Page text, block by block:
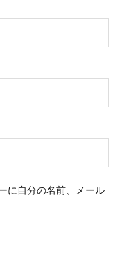
に自分の名前、メール